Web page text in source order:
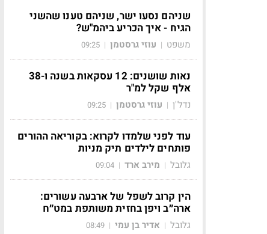
שניהם נסעו ישר, שניהם טענו שהשני
הגיח - איך הכריע ביהמ"ש?
משפט | עוזי גרסטמן |
09:25
נאות שושנים: 12 עסקאות בשנה ו-38
אלף שקל למ"ר
נדל"ן | עוזי גרסטמן |
09:25
עוד לפני שלמדו לקרוא: בקוריאה ההורים
פותחים לילדים תיק מניות
גלובל | מירב ארד |
09:04
הין קרוב לשפל של ארבעה עשורים:
ארה״ב ויפן בחזית משותפת במט״ח
גלובל | אדיר בן עמי |
08:49